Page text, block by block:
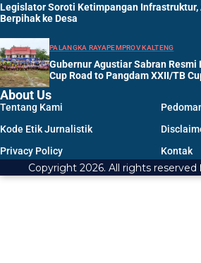
Legislator Soroti Ketimpangan Infrastruktur,
Berpihak ke Desa
PALANGKA RAYAPEMPROV KALTENG
Gubernur Agustiar Sabran Resmi
Cup Road to Pangdam XXII/TB
About Us
Tentang Kami
Kode Etik Jurnalistik
Privacy Policy
Kontak
Copyright 2026. All rights reserved